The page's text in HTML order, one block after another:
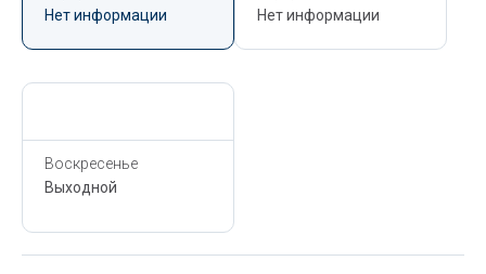
Нет информации
Нет информации
Воскресенье
Выходной